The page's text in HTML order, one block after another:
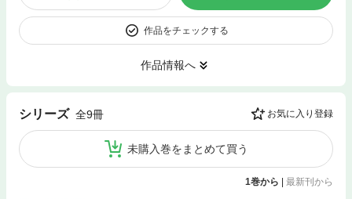
作品をチェックする
作品情報へ
シリーズ 全9冊 お気に入り登録
未購入巻をまとめて買う
1巻から | 最新刊から